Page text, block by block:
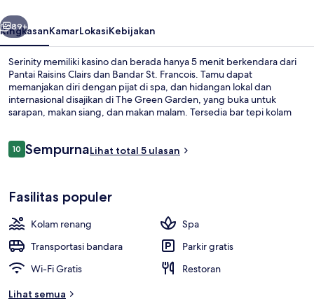
Berikutnya
89+
RingkasanKamarLokasiKebijakan
Serinity memiliki kasino dan berada hanya 5 menit berkendara dari
Pantai Raisins Clairs dan Bandar St. Francois. Tamu dapat
memanjakan diri dengan pijat di spa, dan hidangan lokal dan
internasional disajikan di The Green Garden, yang buka untuk
sarapan, makan siang, dan makan malam. Tersedia bar tepi kolam
Ulasan
1010 dari 10
SempurnaLihat total 5 ulasan
Fasilitas populer
Kolam renang
Spa
Transportasi bandara
Parkir gratis
Wi-Fi Gratis
Restoran
Lihat semua